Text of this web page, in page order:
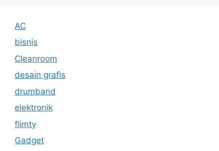
AC
bisnis
Cleanroom
desain grafis
drumband
elektronik
flimty
Gadget